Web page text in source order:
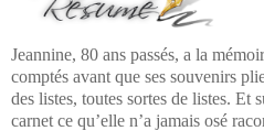
Jeannine, 80 ans passés, a la
comptés avant que ses souvenirs
des listes, toutes sortes de listes. Et
carnet ce qu’elle n’a jamais osé